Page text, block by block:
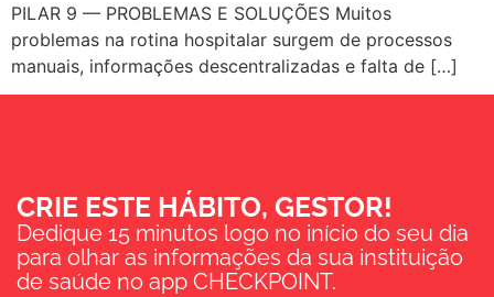
PILAR 9 — PROBLEMAS E SOLUÇÕES Muitos
problemas na rotina hospitalar surgem de processos
manuais, informações descentralizadas e falta de […]
CRIE ESTE HÁBITO, GESTOR!
Dedique 15 minutos logo no início do seu dia
para olhar as informações da sua instituição
de saúde no app CHECKPOINT.